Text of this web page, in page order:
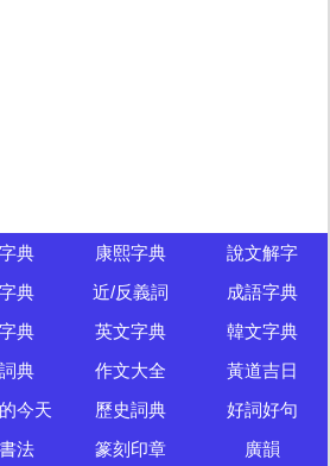
典 康熙字典
說文解字
典 近/反義詞
成語字典
典 英文字典
韓文字典
典 作文大全
黃道吉日
今天 歷史詞典
好詞好句
法 篆刻印章 廣韻